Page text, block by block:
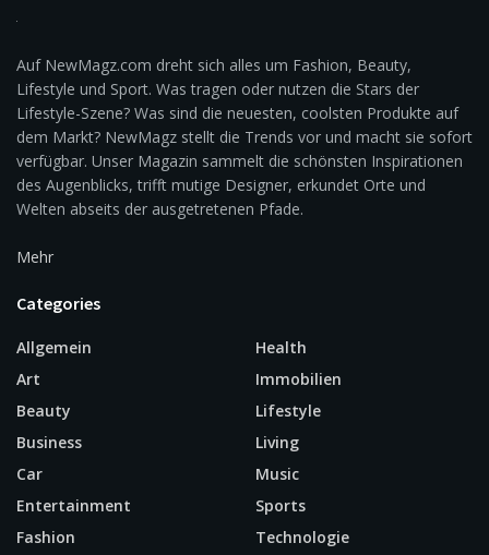
Auf NewMagz.com dreht sich alles um Fashion, Beauty,
Lifestyle und Sport. Was tragen oder nutzen die Stars der
Lifestyle-Szene? Was sind die neuesten, coolsten Produkte auf
dem Markt? NewMagz stellt die Trends vor und macht sie sofort
verfügbar. Unser Magazin sammelt die schönsten Inspirationen
des Augenblicks, trifft mutige Designer, erkundet Orte und
Welten abseits der ausgetretenen Pfade.
Mehr
Categories
Allgemein
Art
Beauty
Business
Car
Entertainment
Fashion
Health
Immobilien
Lifestyle
Living
Music
Sports
Technologie